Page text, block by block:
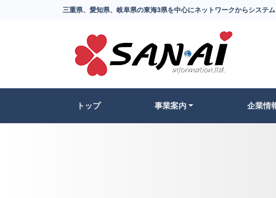
三重県、愛知県、岐阜県の東海3県を中心にネットワークからシステ
トップ 事業案内 企業情